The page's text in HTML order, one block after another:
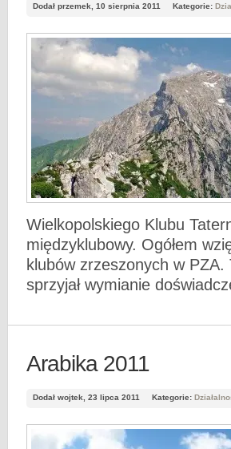
Dodał przemek, 10 sierpnia 2011 Kategorie:
Wielkopolskiego Klubu
międzyklubowy. Ogółem
klubów zrzeszonych w PZA.
sprzyjał wymianie
Arabika 2011
Dodał wojtek, 23 lipca 2011 Kategorie: